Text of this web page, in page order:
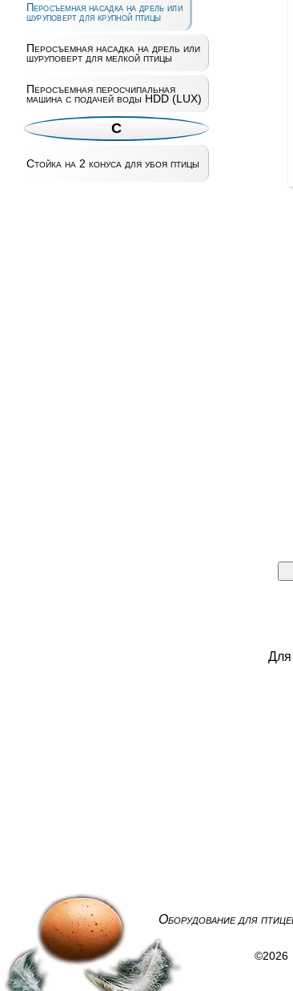
Перосъемная насадка на дрель или
шуруповерт для крупной птицы
Перосъемная насадка на дрель или
шуруповерт для мелкой птицы
Перосъемная перосчипальная
машина с подачей воды HDD (LUX)
С
Стойка на 2 конуса для убоя птицы
Для
Оборудование для
©2026